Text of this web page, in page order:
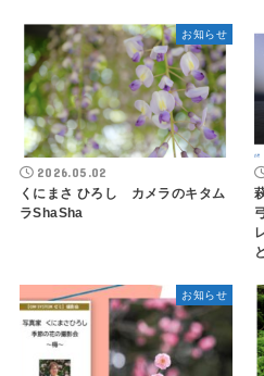
お知らせ
2026.05.02
くにまさ ひろし カメラのキタム
ラShaSha
お知らせ